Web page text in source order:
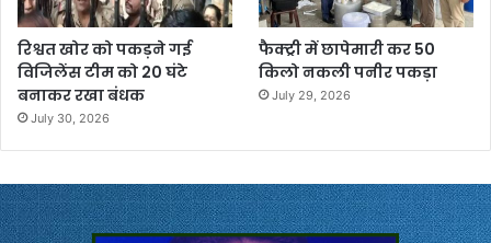
रिश्वत खोर को पकड़ने गई
विजिलेंस टीम को 20 घंटे
बनाकर रखा बंधक
July 30, 2026
फैक्ट्री में छापेमारी कर 50
किलो नकली पनीर पकड़ा
July 29, 2026